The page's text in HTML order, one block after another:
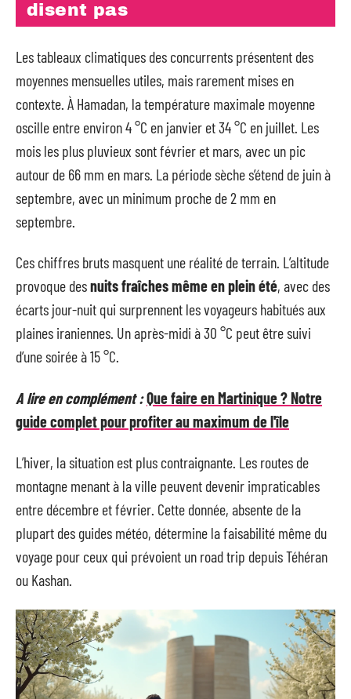
disent pas
Les tableaux climatiques des concurrents présentent des
moyennes mensuelles utiles, mais rarement mises en
contexte. À Hamadan, la température maximale moyenne
oscille entre environ 4 °C en janvier et 34 °C en juillet. Les
mois les plus pluvieux sont février et mars, avec un pic
autour de 66 mm en mars. La période sèche s’étend de juin à
septembre, avec un minimum proche de 2 mm en
septembre.
Ces chiffres bruts masquent une réalité de terrain. L’altitude
provoque desnuits fraîches même en plein été, avec des
écarts jour-nuit qui surprennent les voyageurs habitués aux
plaines iraniennes. Un après-midi à 30 °C peut être suivi
d’une soirée à 15 °C.
A lire en complément :Que faire en Martinique ? Notre
guide complet pour profiter au maximum de l'île
L’hiver, la situation est plus contraignante. Les routes de
montagne menant à la ville peuvent devenir impraticables
entre décembre et février. Cette donnée, absente de la
plupart des guides météo, détermine la faisabilité même du
voyage pour ceux qui prévoient un road trip depuis Téhéran
ou Kashan.